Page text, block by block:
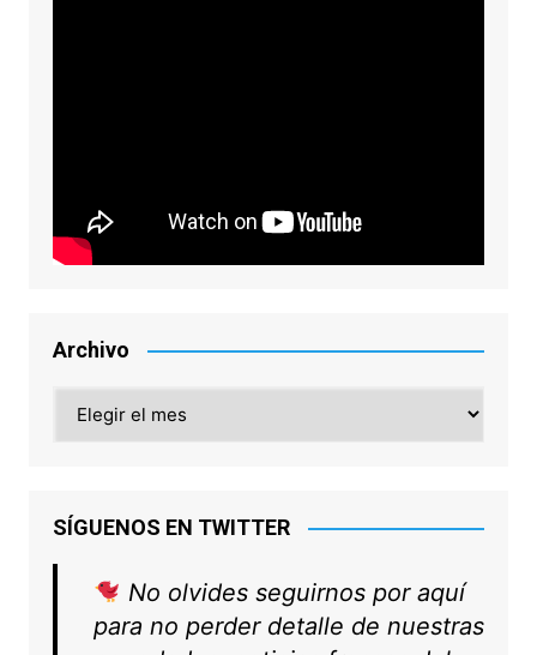
Archivo
SÍGUENOS EN TWITTER
No olvides seguirnos por aquí
para no perder detalle de nuestras